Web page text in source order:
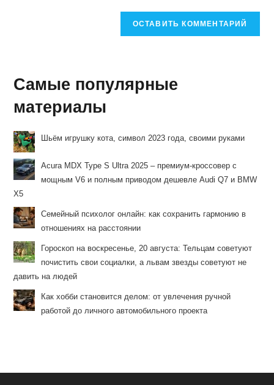
Самые популярные
материалы
Шьём игрушку кота, символ 2023 года, своими руками
Acura MDX Type S Ultra 2025 – премиум-кроссовер с
мощным V6 и полным приводом дешевле Audi Q7 и BMW
X5
Семейный психолог онлайн: как сохранить гармонию в
отношениях на расстоянии
Гороскоп на воскресенье, 20 августа: Тельцам советуют
почистить свои социалки, а львам звезды советуют не
давить на людей
Как хобби становится делом: от увлечения ручной
работой до личного автомобильного проекта